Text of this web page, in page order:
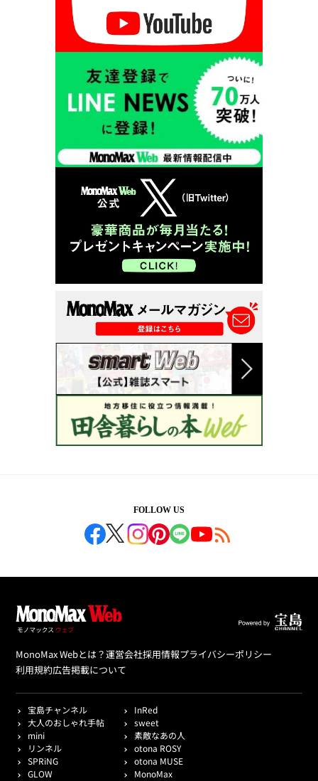
FOLLOW US
MonoMax Webとは？運営会社採用情報プライバシーポリシー
利用規約広告掲載について
宝島チャンネル
InRed
大人のおしゃれ手帖
sweet
mini
素敵なあの人
リンネル
otona ROSY
SPRiNG
otona MUSE
GLOW
MonoMax